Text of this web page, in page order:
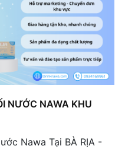
Kiện Tiệc Cưới: Xu
Cấp
Khẳng Định Thương
Chiến Lược Mở
Trong Ngành
NƯỚC NAWA KHU
Nawa Tại BÀ RỊA -